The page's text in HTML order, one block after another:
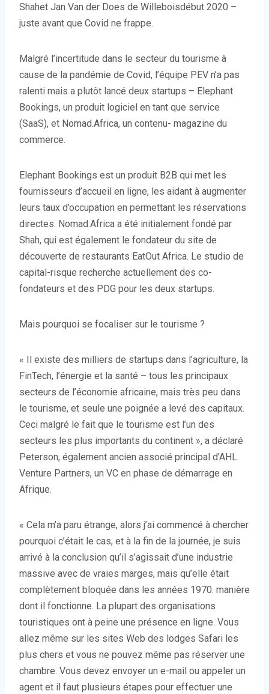
Shahet Jan Van der Does de Willeboisdébut 2020 –
juste avant que Covid ne frappe.
Malgré l’incertitude dans le secteur du tourisme à
cause de la pandémie de Covid, l’équipe PEV n’a pas
ralenti mais a plutôt lancé deux startups – Elephant
Bookings, un produit logiciel en tant que service
(SaaS), et Nomad.Africa, un contenu- magazine du
commerce.
Elephant Bookings est un produit B2B qui met les
fournisseurs d’accueil en ligne, les aidant à augmenter
leurs taux d’occupation en permettant les réservations
directes. Nomad.Africa a été initialement fondé par
Shah, qui est également le fondateur du site de
découverte de restaurants EatOut Africa. Le studio de
capital-risque recherche actuellement des co-
fondateurs et des PDG pour les deux startups.
Mais pourquoi se focaliser sur le tourisme ?
« Il existe des milliers de startups dans l’agriculture, la
FinTech, l’énergie et la santé – tous les principaux
secteurs de l’économie africaine, mais très peu dans
le tourisme, et seule une poignée a levé des capitaux.
Ceci malgré le fait que le tourisme est l’un des
secteurs les plus importants du continent », a déclaré
Peterson, également ancien associé principal d’AHL
Venture Partners, un VC en phase de démarrage en
Afrique.
« Cela m’a paru étrange, alors j’ai commencé à chercher
pourquoi c’était le cas, et à la fin de la journée, je suis
arrivé à la conclusion qu’il s’agissait d’une industrie
massive avec de vraies marges, mais qu’elle était
complètement bloquée dans les années 1970. manière
dont il fonctionne. La plupart des organisations
touristiques ont à peine une présence en ligne. Vous
allez même sur les sites Web des lodges Safari les
plus chers et vous ne pouvez même pas réserver une
chambre. Vous devez envoyer un e-mail ou appeler un
agent et il faut plusieurs étapes pour effectuer une